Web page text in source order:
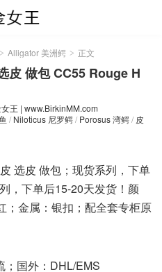
> Alligator 美洲鳄 > 正文
皮 做包 CC55 Rouge H
王 | www.BirkinMM.com
/ Niloticus 尼罗鳄/ Porosus 湾鳄/ 皮
选皮 做包；现货系列，下单
，下单后15-20天发货！颜
；金属：银扣；配全套专柜原
；国外：DHL/EMS